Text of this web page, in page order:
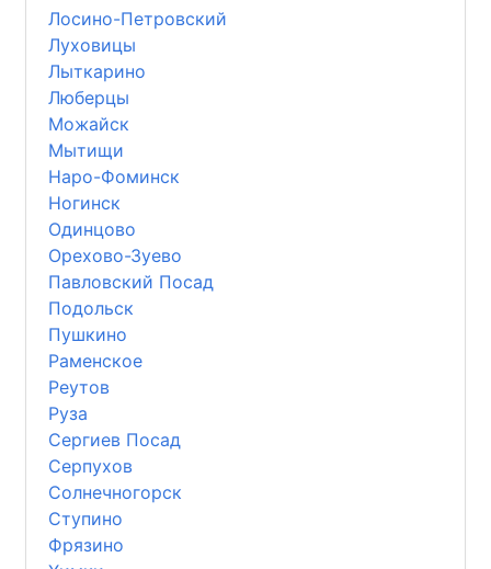
Лосино-Петровский
Луховицы
Лыткарино
Люберцы
Можайск
Мытищи
Наро-Фоминск
Ногинск
Одинцово
Орехово-Зуево
Павловский Посад
Подольск
Пушкино
Раменское
Реутов
Руза
Сергиев Посад
Серпухов
Солнечногорск
Ступино
Фрязино